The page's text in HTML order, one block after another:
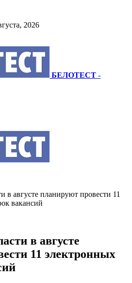
2026
БЕЛОТЕСТ -
в августе планируют провести 11
вакансий
в августе
11 электронных